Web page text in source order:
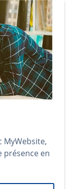
MyWebsite,
présence en